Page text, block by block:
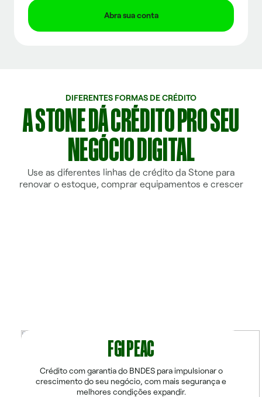
Abra sua conta
DIFERENTES FORMAS DE CRÉDITO
A STONE DÁ CRÉDITO PRO SEU
NEGÓCIO DIGITAL
Use as diferentes linhas de crédito da Stone para
renovar o estoque, comprar equipamentos e crescer
FGI PEAC
Crédito com garantia do BNDES para impulsionar o
crescimento do seu negócio, com mais segurança e
melhores condições expandir.